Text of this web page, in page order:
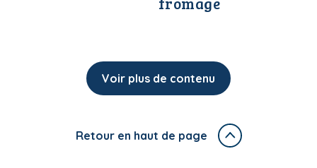
Voir plus de contenu
Retour en haut de page